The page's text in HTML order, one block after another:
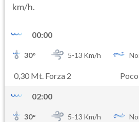
km/h.
00:00
30° 5-13 Km/h
0,30 Mt. Forza 2
02:00
30° 5-13 Km/h